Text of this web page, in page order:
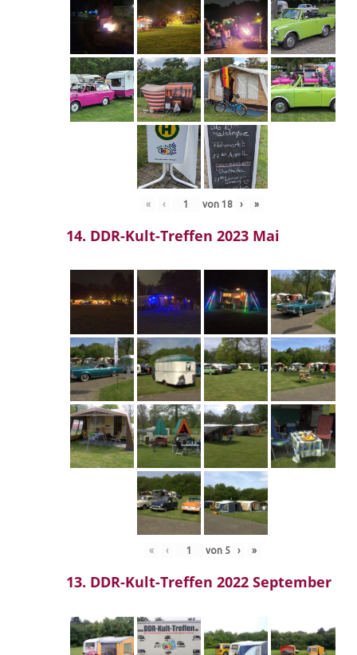
« ‹ von 18 › »
14. DDR-Kult-Treffen 2023 Mai
« ‹ von 5 › »
13. DDR-Kult-Treffen 2022 September